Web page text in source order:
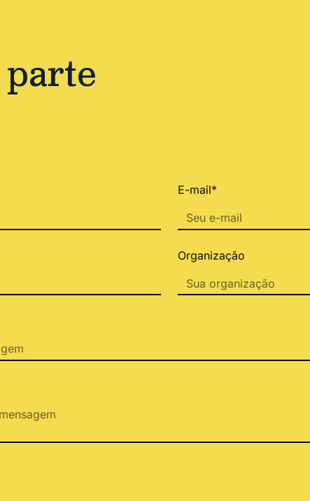
parte
E-mail*
Organização